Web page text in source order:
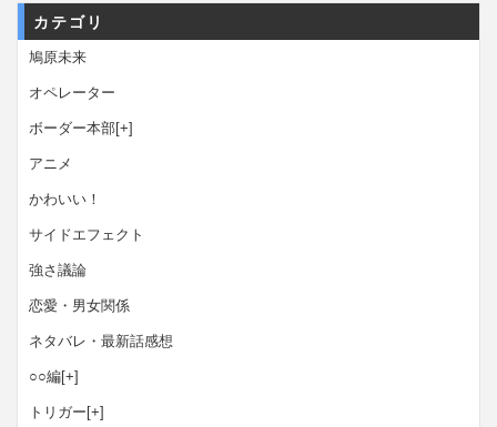
カテゴリ
鳩原未来
オペレーター
ボーダー本部[+]
アニメ
かわいい！
サイドエフェクト
強さ議論
恋愛・男女関係
ネタバレ・最新話感想
○○編[+]
トリガー [+]